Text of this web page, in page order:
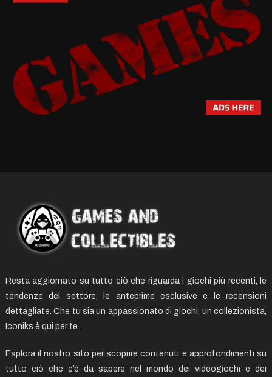
Resta aggiornato su tutto ciò che riguarda i giochi più recenti, le
tendenze del settore, le anteprime esclusive e le recensioni
dettagliate. Che tu sia un appassionato di giochi, un collezionista,
Iconiks è qui per te.
Esplora il nostro sito per scoprire contenuti e approfondimenti su
tutto ciò che c’è da sapere nel mondo dei videogiochi e dei